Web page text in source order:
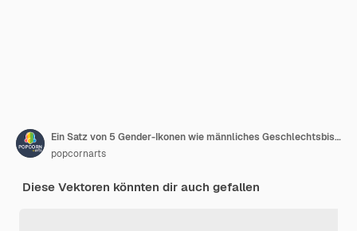
Ein Satz von 5 Gender-Ikonen wie männliches Geschlechtsbisexuelles
popcornarts
Diese Vektoren könnten dir auch gefallen